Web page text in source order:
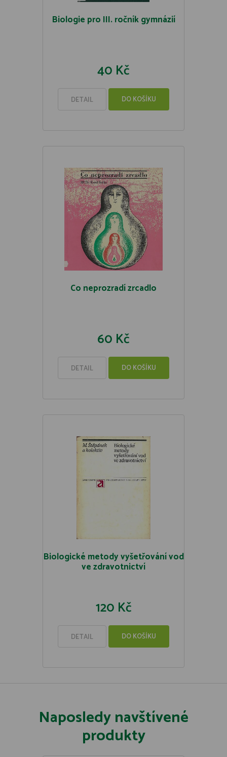
Biologie pro III. ročník gymnázií
40 Kč
DETAIL DO KOŠÍKU
Co neprozradí zrcadlo
60 Kč
DETAIL DO KOŠÍKU
Biologické metody vyšetřování vod
ve zdravotnictví
120 Kč
DETAIL DO KOŠÍKU
Naposledy navštívené
produkty